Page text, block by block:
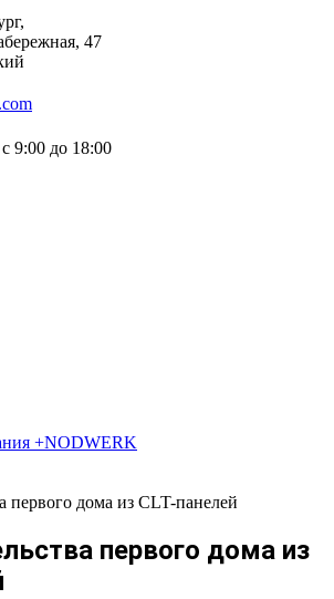
47
9:00 до 18:00
+NODWERK
первого дома из CLT-панелей
первого дома из